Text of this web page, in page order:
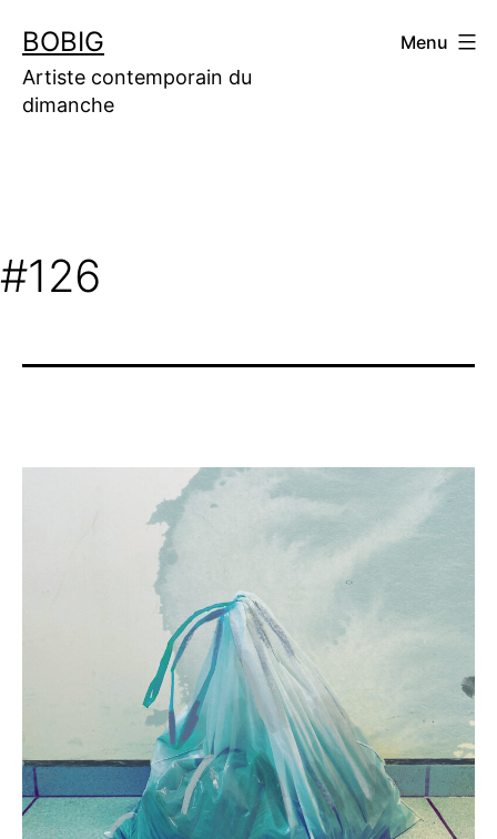
contenu
BOBIG
Artiste contemporain du
dimanche
Menu
#126